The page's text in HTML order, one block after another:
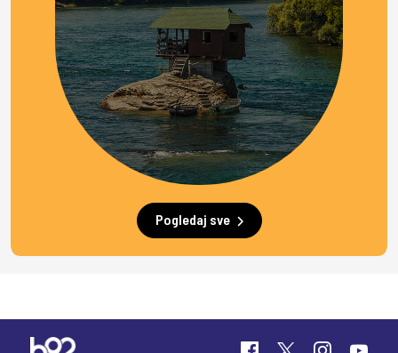
Pogledaj sve